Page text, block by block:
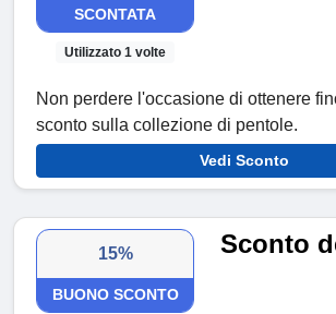
SCONTATA
Utilizzato 1 volte
Non perdere l'occasione di ottenere
sconto sulla collezione di pentole.
Vedi Sconto
15%
BUONO SCONTO
Sconto